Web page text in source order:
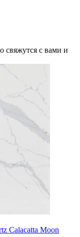
свяжутся с вами и
Calacatta Moon